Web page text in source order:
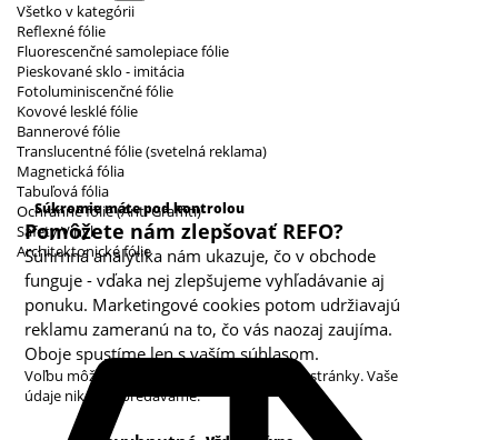
Všetko v kategórii
Reflexné fólie
Fluorescenčné samolepiace fólie
Pieskované sklo - imitácia
Fotoluminiscenčné fólie
Kovové lesklé fólie
Bannerové fólie
Translucentné fólie (svetelná reklama)
Magnetická fólia
Tabuľová fólia
Ochranné fólie (Anti Graffiti)
Safety Vinyl
Architektonické fólie
Súkromie máte pod kontrolou
Pomôžete nám zlepšovať REFO?
Súhrnná analytika nám ukazuje, čo v obchode
funguje - vďaka nej zlepšujeme vyhľadávanie aj
ponuku. Marketingové cookies potom udržiavajú
reklamu zameranú na to, čo vás naozaj zaujíma.
Oboje spustíme len s vaším súhlasom.
Voľbu môžete kedykoľvek zmeniť v pätičke stránky. Vaše
údaje nikdy nepredávame.
Kategórie cookies